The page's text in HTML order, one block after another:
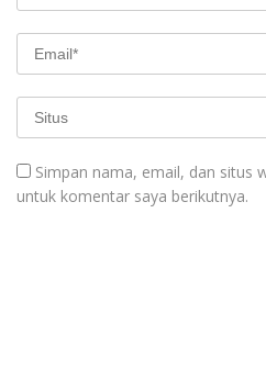
Simpan nama, email, dan situs
untuk komentar saya berikutnya.